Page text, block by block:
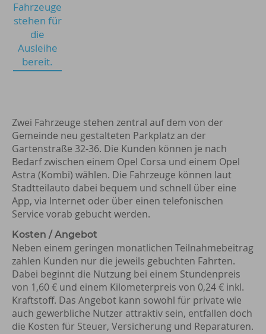
Fahrzeuge
stehen für
die
Ausleihe
bereit.
Zwei Fahrzeuge stehen zentral auf dem von der
Gemeinde neu gestalteten Parkplatz an der
Gartenstraße 32-36. Die Kunden können je nach
Bedarf zwischen einem Opel Corsa und einem Opel
Astra (Kombi) wählen. Die Fahrzeuge können laut
Stadtteilauto dabei bequem und schnell über eine
App, via Internet oder über einen telefonischen
Service vorab gebucht werden.
Kosten / Angebot
Neben einem geringen monatlichen Teilnahmebeitrag
zahlen Kunden nur die jeweils gebuchten Fahrten.
Dabei beginnt die Nutzung bei einem Stundenpreis
von 1,60 € und einem Kilometerpreis von 0,24 € inkl.
Kraftstoff. Das Angebot kann sowohl für private wie
auch gewerbliche Nutzer attraktiv sein, entfallen doch
die Kosten für Steuer, Versicherung und Reparaturen.